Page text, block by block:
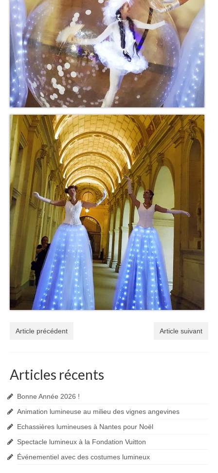
Article précédent Article suivant
Articles récents
Bonne Année 2026 !
Animation lumineuse au milieu des vignes angevines
Echassières lumineuses à Nantes pour Noël
Spectacle lumineux à la Fondation Vuitton
Événementiel avec des costumes lumineux